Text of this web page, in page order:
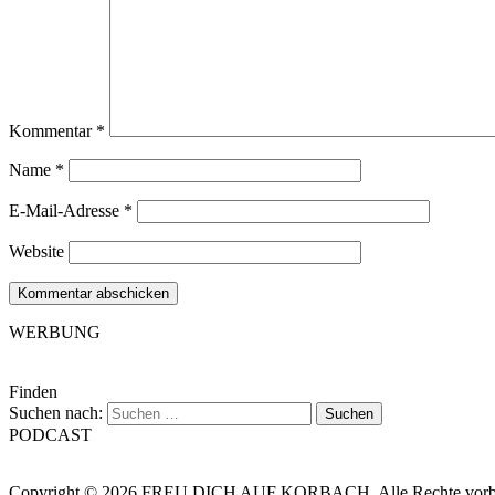
Kommentar *
Name *
E-Mail-Adresse *
Website
WERBUNG
Finden
Suchen nach:
PODCAST